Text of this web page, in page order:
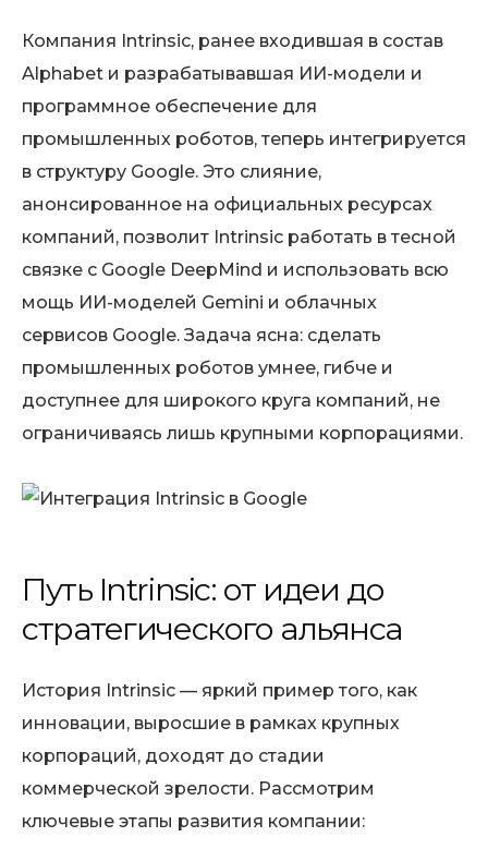
Компания Intrinsic, ранее входившая в состав
Alphabet и разрабатывавшая ИИ-модели и
программное обеспечение для
промышленных роботов, теперь интегрируется
в структуру Google. Это слияние,
анонсированное на официальных ресурсах
компаний, позволит Intrinsic работать в тесной
связке с Google DeepMind и использовать всю
мощь ИИ-моделей Gemini и облачных
сервисов Google. Задача ясна: сделать
промышленных роботов умнее, гибче и
доступнее для широкого круга компаний, не
ограничиваясь лишь крупными корпорациями.
Путь Intrinsic: от идеи до
стратегического альянса
История Intrinsic — яркий пример того, как
инновации, выросшие в рамках крупных
корпораций, доходят до стадии
коммерческой зрелости. Рассмотрим
ключевые этапы развития компании: